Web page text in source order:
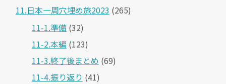
11.日本一周穴埋め旅2023 (265)
11-1.準備 (32)
11-2.本編 (123)
11-3.終了後まとめ (69)
11-4.振り返り (41)